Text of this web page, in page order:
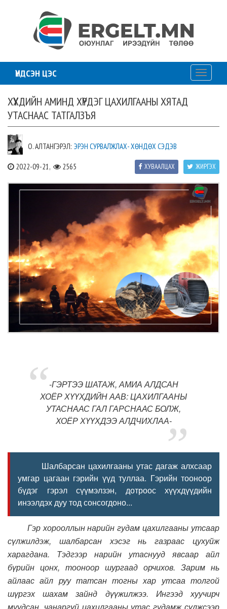
ҮНДСЭН ЦЭС
Toggle
ХҮҮХДИЙН АМИНД ХҮРДЭГ ЦАХИЛГААНЫ ХЯТАД
УТАСНААС ТАТГАЛЗЪЯ
О. АЛТАНГЭРЭЛ: ЭРЭН СУРВАЛЖЛАХ- ХӨНДӨХ СЭДЭВ
2022-09-21, 2565 ЖИРГЭХ
ХУВААЛЦАХ
-ГЭРТЭЭ ШАТАЖ, АМИА АЛДСАН
ХОЁР ХҮҮХДИЙН ААВ: ЦАХИЛГААНЫ
УТАСНААС ГАЛ ГАРСНААС БОЛЖ,
ХОЁР ХҮҮХДЭЭ АЛДЧИХЛАА-
Шалбарсан цахилгааны утас дагаж алхсаар
умгар цагаан гэрийн үүд туллаа. Гэрийн тооноор
бүдэг гэрэл сүүмэлзэн, дотроос хүүхдүүдийн
инээлдэх дуу тод сонсогдоно...
Гэр хорооллын нарийн гудам цахилгааны утсаар
сүлжилдэж, шалбарсан хэсэг нь газраас цухуйж
харагдана. Тэдгээр нарийн утаснууд явсаар айл
бүрийн цонх, тооноор шургаад орчихов. Зарим нь
айлаас айл руу татсан тогны хар утсаа толгой
шүргэх шахам зайнд дүүжилжээ. Ингээд хуучирч
муудсан, чанаргүй цахилгааны утас гудамж сүлжсээр